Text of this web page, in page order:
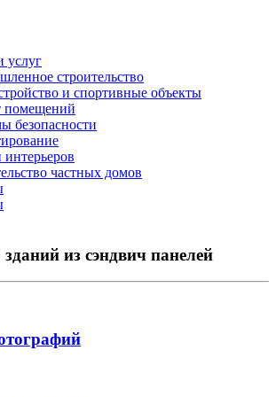
услуг
строительство
и спортивные объекты
помещений
безопасности
частных домов
из сэндвич панелей